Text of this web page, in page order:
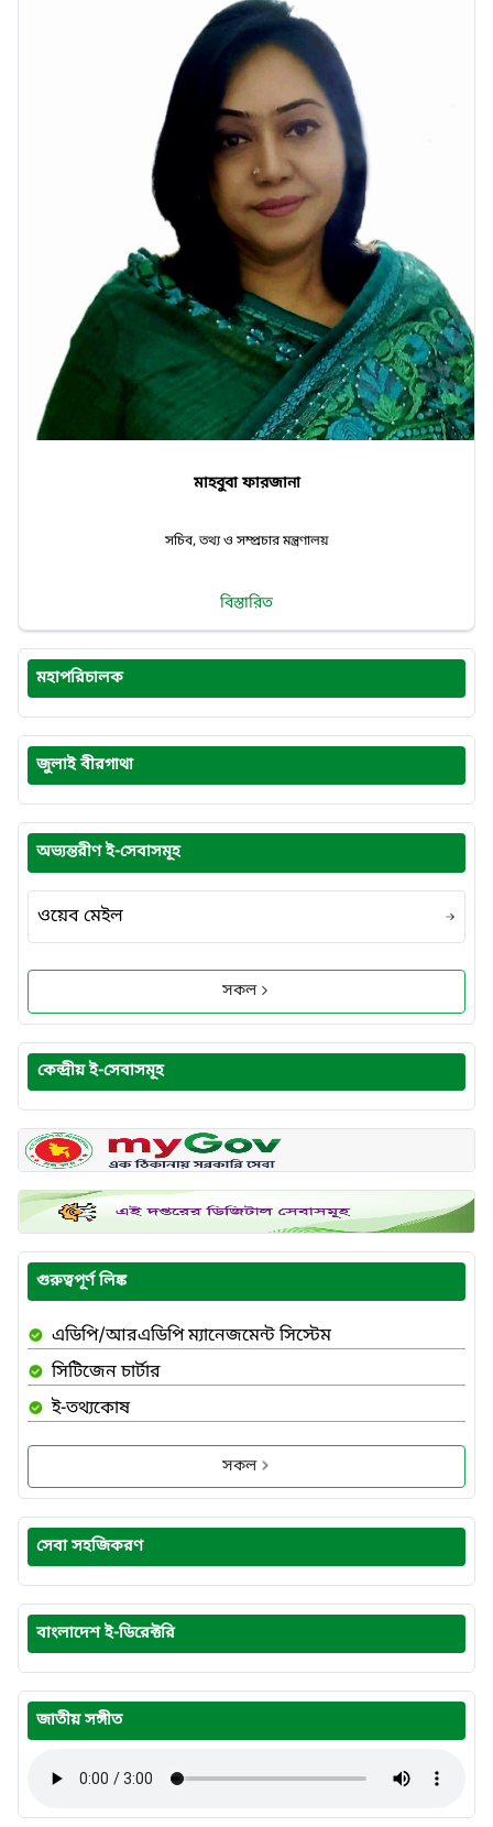
মাহবুবা ফারজানা
সচিব, তথ্য ও সম্প্রচার মন্ত্রণালয়
বিস্তারিত
মহাপরিচালক
জুলাই বীরগাথা
অভ্যন্তরীণ ই-সেবাসমূহ
ওয়েব মেইল
সকল
কেন্দ্রীয় ই-সেবাসমূহ
গুরুত্বপূর্ণ লিঙ্ক
এডিপি/আরএডিপি ম্যানেজমেন্ট সিস্টেম
সিটিজেন চার্টার
ই-তথ্যকোষ
সকল
সেবা সহজিকরণ
বাংলাদেশ ই-ডিরেক্টরি
জাতীয় সঙ্গীত